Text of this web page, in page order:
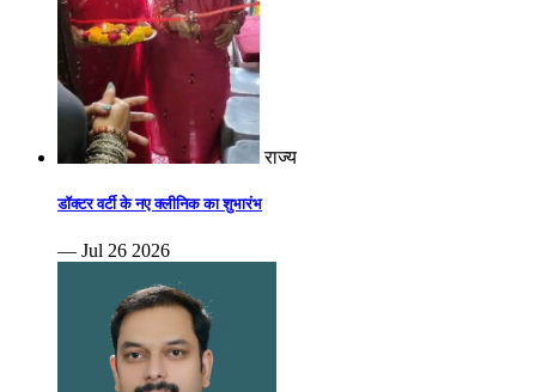
राज्य
डॉक्टर वर्टी के नए क्लीनिक का शुभारंभ
— Jul 26 2026